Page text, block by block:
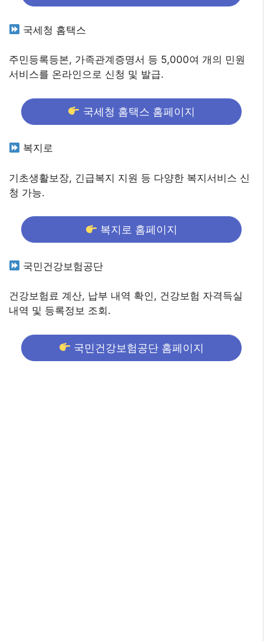
국세청 홈택스
주민등록등본, 가족관계증명서 등 5,000여 개의 민원
서비스를 온라인으로 신청 및 발급.
국세청 홈택스 홈페이지
복지로
기초생활보장, 긴급복지 지원 등 다양한 복지서비스 신
청 가능.
복지로 홈페이지
국민건강보험공단
건강보험료 계산, 납부 내역 확인, 건강보험 자격득실
내역 및 등록정보 조회.
국민건강보험공단 홈페이지